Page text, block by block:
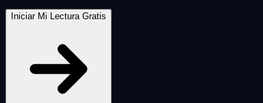
Iniciar Mi Lectura Gratis